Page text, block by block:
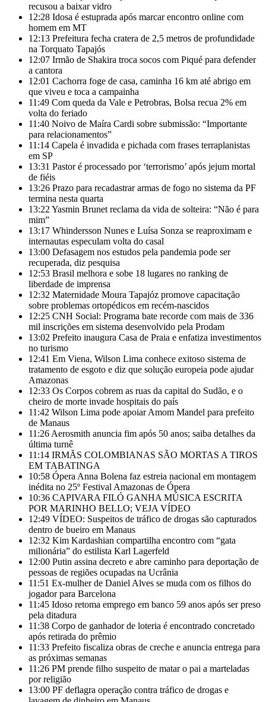
recusou a baixar vidro
12:28 Idosa é estuprada após marcar encontro online com
homem em MT
12:13 Prefeitura fecha cratera de 2,5 metros de profundidade
na Torquato Tapajós
12:07 Irmão de Shakira troca socos com Piqué para defender
a cantora
12:01 Cachorra foge de casa, caminha 16 km até abrigo em
que viveu e toca a campainha
11:49 Com queda da Vale e Petrobras, Bolsa recua 2% em
volta do feriado
11:40 Noivo de Maíra Cardi sobre submissão: “Importante
para relacionamentos”
11:14 Capela é invadida e pichada com frases terraplanistas
em SP
13:31 Pastor é processado por ‘terrorismo’ após jejum mortal
de fiéis
13:26 Prazo para recadastrar armas de fogo no sistema da PF
termina nesta quarta
13:22 Yasmin Brunet reclama da vida de solteira: “Não é para
mim”
13:17 Whindersson Nunes e Luísa Sonza se reaproximam e
internautas especulam volta do casal
13:00 Defasagem nos estudos pela pandemia pode ser
recuperada, diz pesquisa
12:53 Brasil melhora e sobe 18 lugares no ranking de
liberdade de imprensa
12:32 Maternidade Moura Tapajóz promove capacitação
sobre problemas ortopédicos em recém-nascidos
12:25 CNH Social: Programa bate recorde com mais de 336
mil inscrições em sistema desenvolvido pela Prodam
13:02 Prefeito inaugura Casa de Praia e enfatiza investimentos
no turismo
12:41 Em Viena, Wilson Lima conhece exitoso sistema de
tratamento de esgoto e diz que solução europeia pode ajudar
Amazonas
12:33 Os Corpos cobrem as ruas da capital do Sudão, e o
cheiro de morte invade hospitais do país
11:42 Wilson Lima pode apoiar Amom Mandel para prefeito
de Manaus
11:26 Aerosmith anuncia fim após 50 anos; saiba detalhes da
última turnê
11:14 IRMÃS COLOMBIANAS SÃO MORTAS A TIROS
EM TABATINGA
10:58 Ópera Anna Bolena faz estreia nacional em montagem
inédita no 25º Festival Amazonas de Ópera
10:36 CAPIVARA FILÓ GANHA MÚSICA ESCRITA
POR MARINHO BELLO; VEJA VÍDEO
12:49 VÍDEO: Suspeitos de tráfico de drogas são capturados
dentro de bueiro em Manaus
12:32 Kim Kardashian compartilha encontro com “gata
milionária” do estilista Karl Lagerfeld
12:00 Putin assina decreto e abre caminho para deportação de
pessoas de regiões ocupadas na Ucrânia
11:51 Ex-mulher de Daniel Alves se muda com os filhos do
jogador para Barcelona
11:45 Idoso retoma emprego em banco 59 anos após ser preso
pela ditadura
11:38 Corpo de ganhador de loteria é encontrado concretado
após retirada do prêmio
11:33 Prefeito fiscaliza obras de creche e anuncia entrega para
as próximas semanas
11:26 PM prende filho suspeito de matar o pai a marteladas
por religião
13:00 PF deflagra operação contra tráfico de drogas e